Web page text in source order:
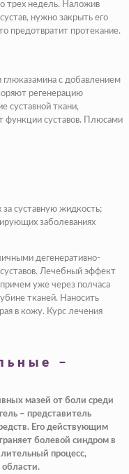
трех недель. Наложив
нужно закрыть его
предотвратит протекание.
глюказамина с добавлением
регенерацию
суставной ткани,
функции суставов. Плюсами
суставную жидкость;
заболеваниях
дегенеративно-
Лечебный эффект
уже через полчаса
тканей. Наносить
в кожу. Курс лечения
–
мазей от боли среди
– представитель
Его действующим
болевой синдром в
процесс,